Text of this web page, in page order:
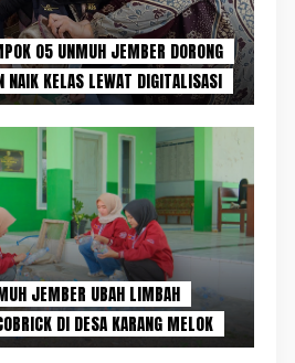
05 UNMUH JEMBER DORONG
NAIK KELAS LEWAT DIGITALISASI
JEMBER UBAH LIMBAH
DI DESA KARANG MELOK